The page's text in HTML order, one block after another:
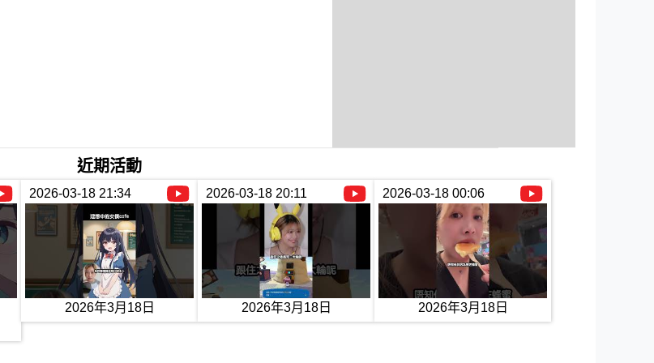
近期活動
2026-03-18 21:34
2026年3月18日
2026-03-18 20:11
2026年3月18日
2026-03-18 00:06
2026年3月18日